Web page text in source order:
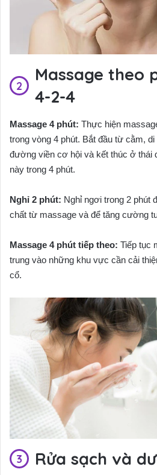
Massage theo
4-2-4
Massage 4 phút: Thực hiện
trong vòng 4 phút. Bắt đầu từ cằm,
đường viền cơ hội và kết thúc ở thái
này trong 4 phút.
Nghỉ 2 phút: Nghỉ ngơi trong 2 phút
chất từ massage và để tăng cường
Massage 4 phút tiếp theo: Tiếp tục
trung vào những khu vực cần cải
cổ.
Rửa sạch và